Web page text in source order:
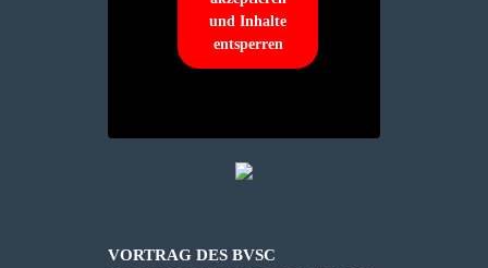
und Inhalte
entsperren
VORTRAG DES BVSC